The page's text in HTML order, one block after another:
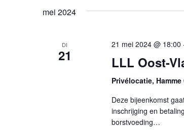
s
mei 2024
DI
21
21 mei 2024 @ 18:00
LLL Oost-
Privélocatie, Hamme
Deze bijeenkomst
inschrijging en
borstvoeding…